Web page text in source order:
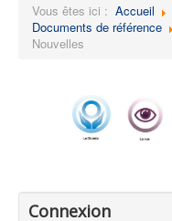
Vous êtes ici : Accueil
Documents de référence
Nouvelles
Connexion